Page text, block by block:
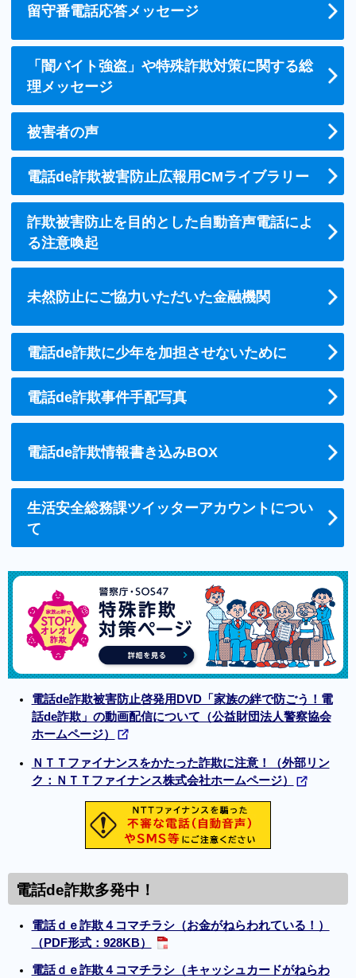
留守番電話応答メッセージ
「闇バイト強盗」や特殊詐欺対策に関する総
理メッセージ
被害者の声
電話de詐欺被害防止広報用CMライブラリー
詐欺被害防止を目的とした自動音声電話によ
る注意喚起
未然防止にご協力いただいた金融機関
電話de詐欺に少年を加担させないために
電話de詐欺事件手配写真
電話de詐欺情報書き込みBOX
生活安全総務課ツイッターアカウントについ
て
電話de詐欺被害防止啓発用DVD「家族の絆で防ごう！電
話de詐欺」の動画配信について（公益財団法人警察協会
ホームページ）
ＮＴＴファイナンスをかたった詐欺に注意！（外部リン
ク：ＮＴＴファイナンス株式会社ホームページ）
電話de詐欺多発中！
電話ｄｅ詐欺４コマチラシ（お金がねらわれている！）
（PDF形式：928KB）
電話ｄｅ詐欺４コマチラシ（キャッシュカードがねらわ